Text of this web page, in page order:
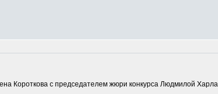
с председателем жюри конкурса Людмилой